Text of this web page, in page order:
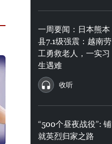
一周要闻：日本熊本
县7.1级强震：越南劳
工勇救老人，一实习
生遇难
收听
“500个昼夜战役”: 铺
就英烈归家之路